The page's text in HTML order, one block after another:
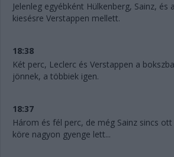
Jelenleg egyébként Hülkenberg, Sainz, és
kiesésre Verstappen mellett.
18:38
Két perc, Leclerc és Verstappen a
jönnek, a többiek igen.
18:37
Három és fél perc, de még Sainz sincs
köre nagyon gyenge lett...